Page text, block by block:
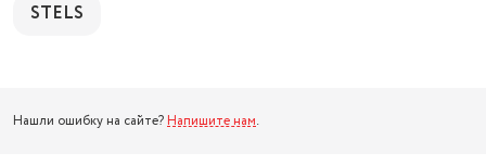
STELS
Нашли ошибку на сайте? Напишите нам.